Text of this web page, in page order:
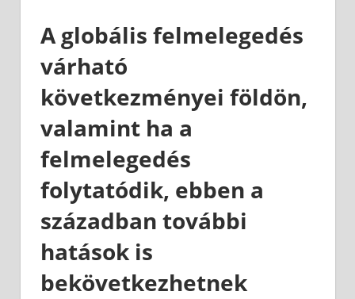
A globális felmelegedés
várható
következményei földön,
valamint ha a
felmelegedés
folytatódik, ebben a
században további
hatások is
bekövetkezhetnek